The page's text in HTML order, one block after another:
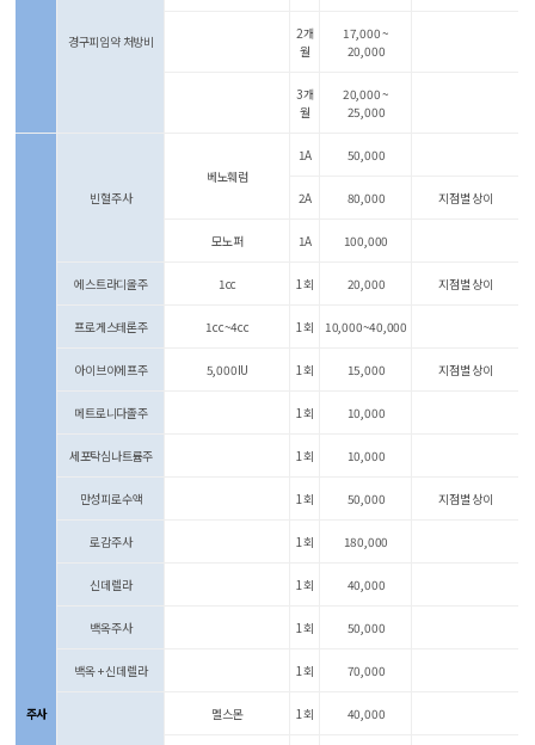
경구피임약 처방비
2개
월
17,000 ~
20,000
3개
월
20,000 ~
25,000
주사
빈혈주사
베노훼럼
1A 50,000
2A 80,000 지점별 상이
모노퍼 1A 100,000
에스트라디올주 1cc 1회 20,000 지점별 상이
프로게스테론주 1cc~4cc 1회 10,000~40,000
아이브이에프주 5,000IU 1회 15,000 지점별 상이
메트로니다졸주 1회 10,000
세포탁심나트륨주 1회 10,000
만성피로수액 1회 50,000 지점별 상이
로감주사 1회 180,000
신데렐라 1회 40,000
백옥주사 1회 50,000
백옥 + 신데렐라 1회 70,000
멜스몬 1회 40,000